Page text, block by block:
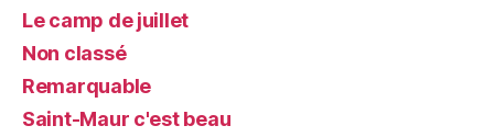
Le camp de juillet
Non classé
Remarquable
Saint-Maur c'est beau